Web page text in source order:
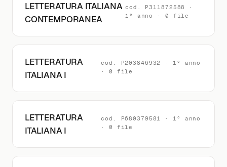
LETTERATURA ITALIANA
CONTEMPORANEA
cod. P311872588 ·
1° anno · 0 file
LETTERATURA
ITALIANA I
cod. P203846932 · 1° anno
· 0 file
LETTERATURA
ITALIANA I
cod. P680379581 · 1° anno
· 0 file